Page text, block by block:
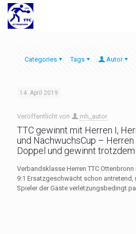
Categories Tags Autor
14. April 2019
Veröffentlicht von mh_autor
TTC gewinnt mit Herren I,
und NachwuchsCup –
Doppel und gewinnt trotzdem
Verbandsklasse Herren TTC
9:1 Ersatzgeschwächt schon antretend,
Spieler der Gäste verletzungsbedingt